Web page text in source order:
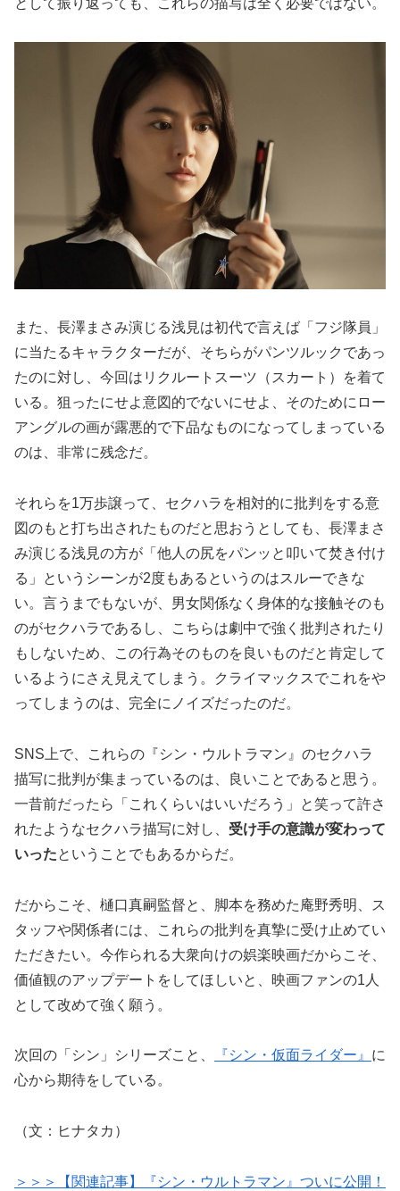
として振り返っても、これらの描写は全く必要ではない。
また、長澤まさみ演じる浅見は初代で言えば「フジ隊員」
に当たるキャラクターだが、そちらがパンツルックであっ
たのに対し、今回はリクルートスーツ（スカート）を着て
いる。狙ったにせよ意図的でないにせよ、そのためにロー
アングルの画が露悪的で下品なものになってしまっている
のは、非常に残念だ。
それらを1万歩譲って、セクハラを相対的に批判をする意
図のもと打ち出されたものだと思おうとしても、長澤まさ
み演じる浅見の方が「他人の尻をパンッと叩いて焚き付け
る」というシーンが2度もあるというのはスルーできな
い。言うまでもないが、男女関係なく身体的な接触そのも
のがセクハラであるし、こちらは劇中で強く批判されたり
もしないため、この行為そのものを良いものだと肯定して
いるようにさえ見えてしまう。クライマックスでこれをや
ってしまうのは、完全にノイズだったのだ。
SNS上で、これらの『シン・ウルトラマン』のセクハラ
描写に批判が集まっているのは、良いことであると思う。
一昔前だったら「これくらいはいいだろう」と笑って許さ
れたようなセクハラ描写に対し、 受け手の意識が変わって
いったということでもあるからだ。
だからこそ、樋口真嗣監督と、脚本を務めた庵野秀明、ス
タッフや関係者には、これらの批判を真摯に受け止めてい
ただきたい。今作られる大衆向けの娯楽映画だからこそ、
価値観のアップデートをしてほしいと、映画ファンの1人
として改めて強く願う。
次回の「シン」シリーズこと、 『シン・仮面ライダー』 に
心から期待をしている。
（文：ヒナタカ）
＞＞＞【関連記事】『シン・ウルトラマン』ついに公開！